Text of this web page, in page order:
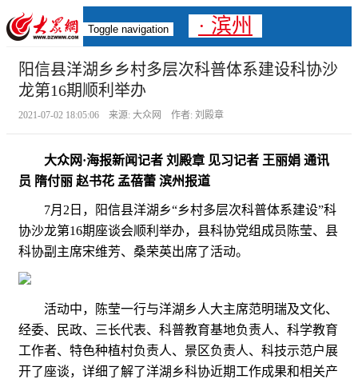
Toggle navigation · 滨州
阳信县洋湖乡乡村多层次科普体系建设科协沙
龙第16期顺利举办
2021-07-02 18:05:06 来源: 大众网 作者: 刘殿章
大众网·海报新闻记者 刘殿章 见习记者 王丽娟 通讯
员 隋付丽 赵书花 孟蓓蕾 滨州报道
7月2日，阳信县洋湖乡“乡村多层次科普体系建设”科
协沙龙第16期座谈会顺利举办，县科协党组成员陈莹、县
科协副主席宋维芳、桑荣英出席了活动。
活动中，陈莹一行与洋湖乡人大主席范明瑞及文化、
经委、民政、三长代表、科普教育基地负责人、科学教育
工作者、特色种植村负责人、景区负责人、科技示范户展
开了座谈，详细了解了洋湖乡科协近期工作成果和相关产